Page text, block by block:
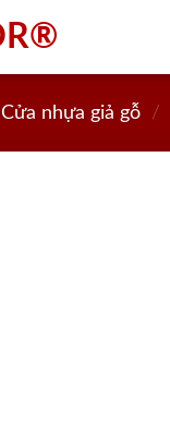
Cửa nhựa giả gỗ /